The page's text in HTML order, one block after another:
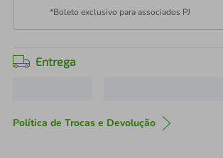
*Boleto exclusivo para associados PJ
Entrega
Política de Trocas e Devolução